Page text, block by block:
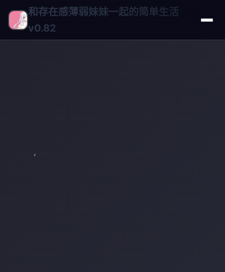
和存在感薄弱妹妹一起的简单生活
v0.82